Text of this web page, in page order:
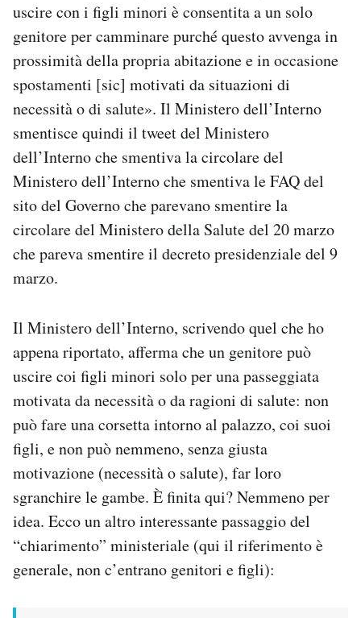
uscire con i figli minori è consentita a un solo
genitore per camminare purché questo avvenga in
prossimità della propria abitazione e in occasione
spostamenti [sic] motivati da situazioni di
necessità o di salute». Il Ministero dell’Interno
smentisce quindi il tweet del Ministero
dell’Interno che smentiva la circolare del
Ministero dell’Interno che smentiva le FAQ del
sito del Governo che parevano smentire la
circolare del Ministero della Salute del 20 marzo
che pareva smentire il decreto presidenziale del 9
marzo.
Il Ministero dell’Interno, scrivendo quel che ho
appena riportato, afferma che un genitore può
uscire coi figli minori solo per una passeggiata
motivata da necessità o da ragioni di salute: non
può fare una corsetta intorno al palazzo, coi suoi
figli, e non può nemmeno, senza giusta
motivazione (necessità o salute), far loro
sgranchire le gambe. È finita qui? Nemmeno per
idea. Ecco un altro interessante passaggio del
“chiarimento” ministeriale (qui il riferimento è
generale, non c’entrano genitori e figli):